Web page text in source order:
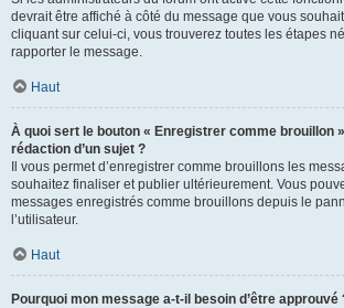
devrait être affiché à côté du message que vous
cliquant sur celui-ci, vous trouverez toutes les étapes
rapporter le message.
Haut
À quoi sert le bouton « Enregistrer comme brouillon
rédaction d’un sujet ?
Il vous permet d’enregistrer comme brouillons les
souhaitez finaliser et publier ultérieurement. Vous
messages enregistrés comme brouillons depuis le
l’utilisateur.
Haut
Pourquoi mon message a-t-il besoin d’être approuvé